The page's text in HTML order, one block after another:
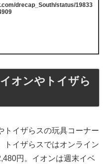
drecap_South/status/19833
オンやトイザら
トイザらスの玩具コーナー
トイザらスではオンライン
円。イオンは週末イベ